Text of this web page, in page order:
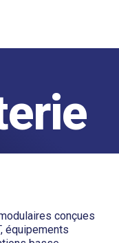
conçues
équipements